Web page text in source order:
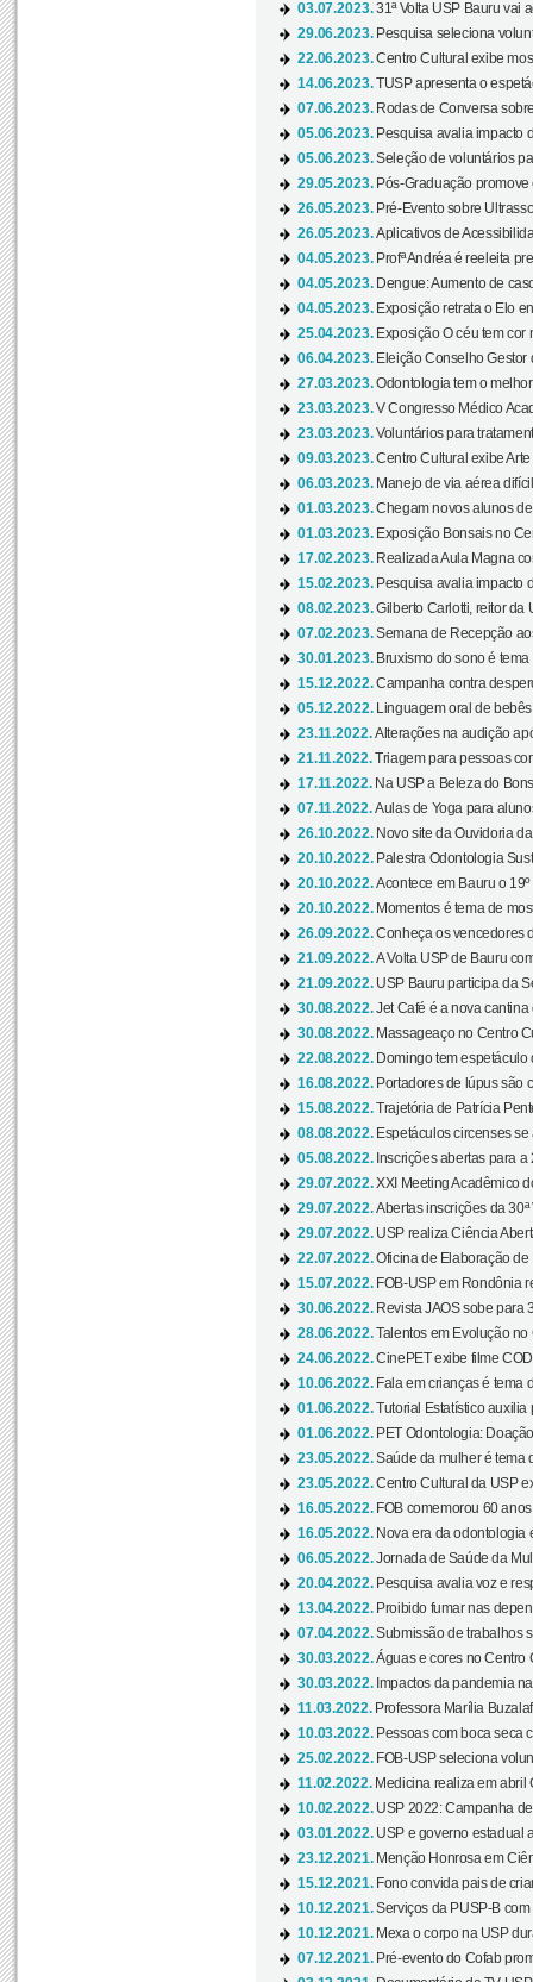
03.07.2023.31ª Volta USP Bauru vai
29.06.2023. Pesquisa seleciona
22.06.2023.Centro Cultural exibe
14.06.2023.TUSP apresenta o
07.06.2023. Rodas de Conversa
05.06.2023. Pesquisa avalia impacto
05.06.2023.Seleção de voluntários
29.05.2023. Pós-Graduação
26.05.2023. Pré-Evento sobre
26.05.2023.Aplicativos de
04.05.2023. Profª Andréa é reeleita
04.05.2023. Dengue: Aumento de
04.05.2023. Exposição retrata o Elo
25.04.2023. Exposição O céu tem cor
06.04.2023. Eleição Conselho Gestor
27.03.2023.Odontologia tem o
23.03.2023.V Congresso Médico
23.03.2023.Voluntários para
09.03.2023.Centro Cultural exibe
06.03.2023. Manejo de via aérea
01.03.2023.Chegam novos alunos
01.03.2023. Exposição Bonsais no
17.02.2023. Realizada Aula Magna
15.02.2023. Pesquisa avalia impacto
08.02.2023.Gilberto Carlotti, reitor da
07.02.2023.Semana de Recepção
30.01.2023. Bruxismo do sono é
15.12.2022.Campanha contra
05.12.2022.
Linguagem oral de
23.11.2022.Alterações na audição
21.11.2022.Triagem para pessoas
17.11.2022. Na USP a Beleza do
07.11.2022.Aulas de Yoga para
26.10.2022. Novo site da Ouvidoria
20.10.2022. Palestra Odontologia
20.10.2022.Acontece em Bauru o 19º
20.10.2022. Momentos é tema de
26.09.2022.Conheça os vencedores
21.09.2022.A Volta USP de Bauru
21.09.2022. USP Bauru participa da
30.08.2022.Jet Café é a nova
30.08.2022. Massageaço no Centro
22.08.2022. Domingo tem espetáculo
16.08.2022. Portadores de lúpus são
15.08.2022.Trajetória de Patrícia
08.08.2022. Espetáculos circenses
05.08.2022. Inscrições abertas para a
29.07.2022.XXI Meeting Acadêmico
29.07.2022.Abertas inscrições da 30ª
29.07.2022. USP realiza Ciência
22.07.2022.Oficina de Elaboração de
15.07.2022. FOB-USP em Rondônia
30.06.2022. Revista JAOS sobe para
28.06.2022.Talentos em Evolução no
24.06.2022.CinePET exibe filme
10.06.2022. Fala em crianças é tema
01.06.2022.Tutorial Estatístico auxilia
01.06.2022. PET Odontologia:
23.05.2022.Saúde da mulher é tema
23.05.2022.Centro Cultural da USP
16.05.2022. FOB comemorou 60
16.05.2022. Nova era da odontologia
06.05.2022.Jornada de Saúde da
20.04.2022. Pesquisa avalia voz e
13.04.2022. Proibido fumar nas
07.04.2022.Submissão de trabalhos
30.03.2022.Águas e cores no Centro
30.03.2022. Impactos da pandemia
11.03.2022. Professora Marília
10.03.2022. Pessoas com boca seca
25.02.2022. FOB-USP seleciona
11.02.2022. Medicina realiza em abril
10.02.2022. USP 2022: Campanha
03.01.2022. USP e governo estadual
23.12.2021. Menção Honrosa em
15.12.2021. Fono convida pais de
10.12.2021.Serviços da PUSP-B
10.12.2021. Mexa o corpo na USP
07.12.2021. Pré-evento do Cofab